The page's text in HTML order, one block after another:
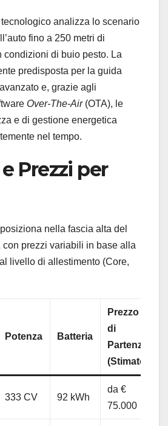
analizza lo scenario
fino a 250 metri di
condizioni di buio pesto. La
predisposta per la guida
e, grazie agli
Over-The-Air(OTA), le
e di gestione energetica
nel tempo.
Prezzi per
nella fascia alta del
con prezzi variabili in base alla
livello di allestimento (Core,
Potenza Batteria
Prezzo
di
Partenza
(Stimato)
333 CV 92 kWh
da €
75.000